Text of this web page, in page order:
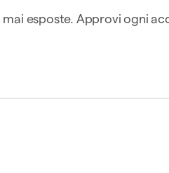
esposte. Approvi ogni